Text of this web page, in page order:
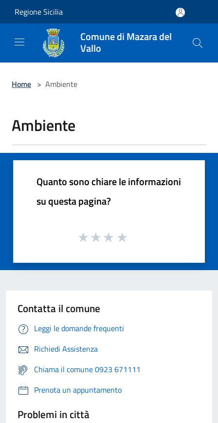
Regione Sicilia
Comune di Mazara del
Vallo
Home > Ambiente
Ambiente
Quanto sono chiare le informazioni
su questa pagina?
Contatta il comune
Leggi le domande frequenti
Richiedi Assistenza
Chiama il comune 0923 671111
Prenota un appuntamento
Problemi in città